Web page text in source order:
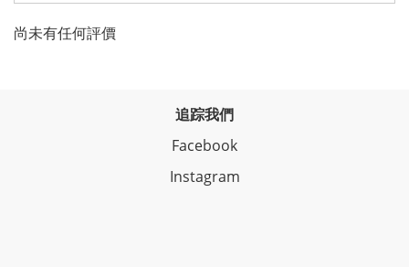
尚未有任何評價
追踪我們
Facebook
Instagram